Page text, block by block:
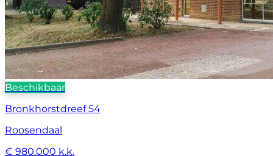
Beschikbaar
Bronkhorstdreef 54
Roosendaal
€ 980.000 k.k.